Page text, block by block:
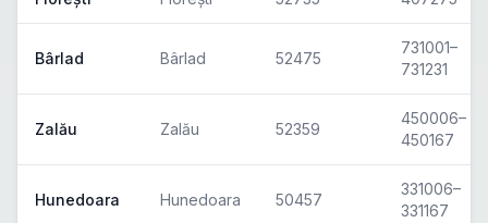
Bârlad Bârlad 52475
731001–
731231
Zalău Zalău 52359
450006–
450167
Hunedoara Hunedoara 50457
331006–
331167